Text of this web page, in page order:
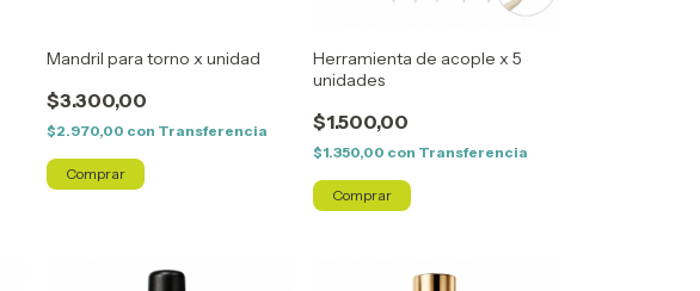
Mandril para torno x unidad
$3.300,00
$2.970,00 con Transferencia
Herramienta de acople x 5
unidades
$1.500,00
$1.350,00 con Transferencia